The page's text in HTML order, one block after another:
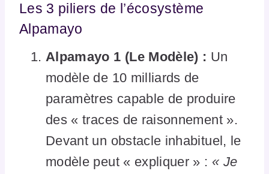
Les 3 piliers de l’écosystème
Alpamayo
Alpamayo 1 (Le Modèle) : Un
modèle de 10 milliards de
paramètres capable de produire
des « traces de raisonnement ».
Devant un obstacle inhabituel, le
modèle peut « expliquer » : « Je